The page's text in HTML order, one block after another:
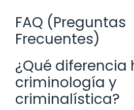
FAQ (Preguntas
Frecuentes)
¿Qué diferencia
criminología y
criminalística?